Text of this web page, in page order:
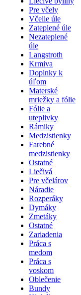
Pre včely
Včelie úle
Zateplené úle
Nezateplené
úle
Langstroth
Krmiva
Doplnky k
úľom
Materské
mriežky a fólie
Fólie a
uteplivky
Rámiky
Medzistienky
Farebné
medzistienky
Ostatné
Liečivá
Pre včelárov
Náradie
Rozperáky
Dymáky
Zmetáky
Ostatné
Zariadenia
Práca s
medom
Práca s
voskom
Oblečenie
Bundy